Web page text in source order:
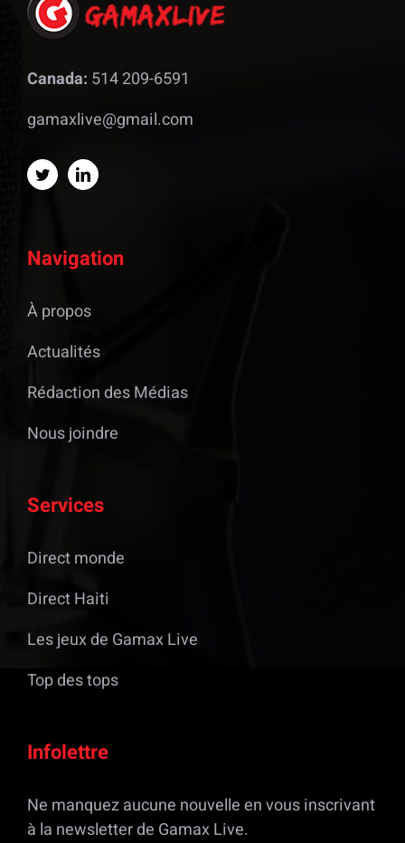
Canada: 514 209-6591
gamaxlive@gmail.com
Navigation
À propos
Actualités
Rédaction des Médias
Nous joindre
Services
Direct monde
Direct Haiti
Les jeux de Gamax Live
Top des tops
Infolettre
Ne manquez aucune nouvelle en vous inscrivant
à la newsletter de Gamax Live.